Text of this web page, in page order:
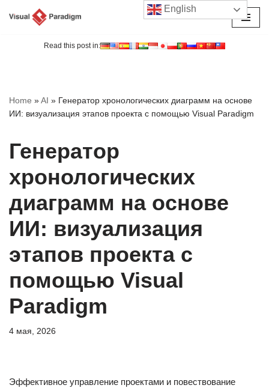
Read this post in:
Home »AI » Генератор хронологических диаграмм на основе
ИИ: визуализация этапов проекта с помощью Visual Paradigm
Генератор
хронологических
диаграмм на основе
ИИ: визуализация
этапов проекта с
помощью Visual
Paradigm
4 мая, 2026
Эффективное управление проектами и повествование
English